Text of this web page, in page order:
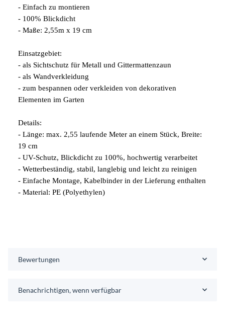
- Einfach zu montieren
- 100% Blickdicht
- Maße: 2,55m x 19 cm
Einsatzgebiet:
- als Sichtschutz für Metall und Gittermattenzaun
- als Wandverkleidung
- zum bespannen oder verkleiden von dekorativen
Elementen im Garten
Details:
- Länge: max. 2,55 laufende Meter an einem Stück, Breite:
19 cm
- UV-Schutz, Blickdicht zu 100%, hochwertig verarbeitet
- Wetterbeständig, stabil, langlebig und leicht zu reinigen
- Einfache Montage, Kabelbinder in der Lieferung enthalten
- Material: PE (Polyethylen)
Bewertungen
Benachrichtigen, wenn verfügbar